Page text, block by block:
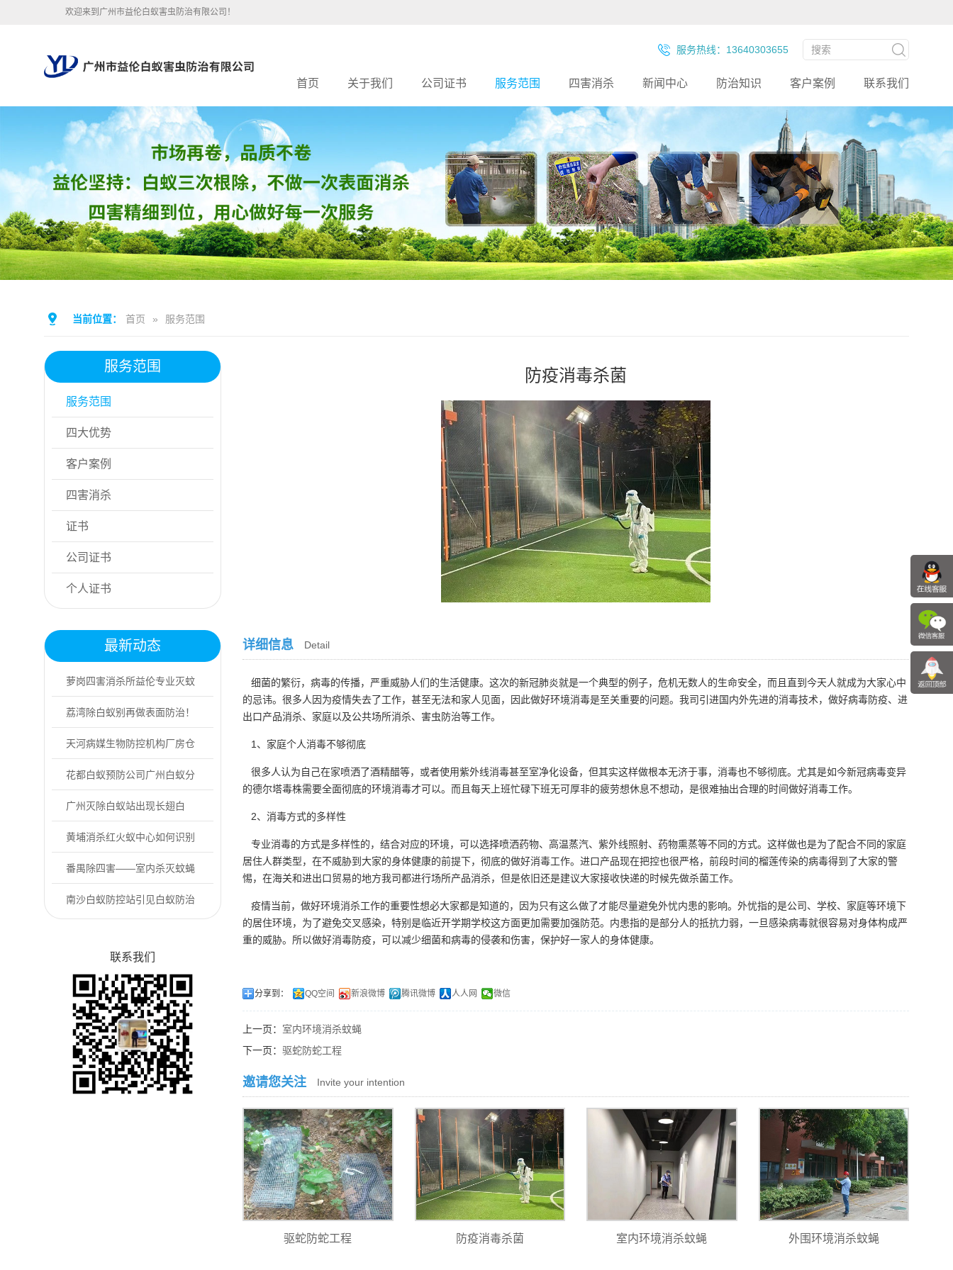
欢迎来到广州市益伦白蚁害虫防治有限公司！
服务热线：13640303655
首页 关于我们 公司证书 服务范围 四害消杀 新闻中心 防治知识 客户案例 联系我们
当前位置： 首页 » 服务范围
服务范围
服务范围
四大优势
客户案例
四害消杀
证书
公司证书
个人证书
最新动态
萝岗四害消杀所益伦专业灭蚊
虫，上门防控更...
荔湾除白蚁别再做表面防治！
专业灭蚁找益伦
天河病媒生物防控机构厂房仓
库有老鼠怎么办
花都白蚁预防公司广州白蚁分
飞期是什么时候
广州灭除白蚁站出现长翅白
蚁，务必提高警惕...
黄埔消杀红火蚁中心如何识别
户外常见的红火...
番禺除四害——室内杀灭蚊蝇
的方法
南沙白蚁防控站引见白蚁防治
联系我们
防疫消毒杀菌
详细信息 Detail
细菌的繁衍，病毒的传播，严重威胁人们的生活健康。这次的新冠肺炎就是一个典型的例子，危机无数人的生命安全，而且直到今天人就成为大家心中
的忌讳。很多人因为疫情失去了工作，甚至无法和家人见面，因此做好环境消毒是至关重要的问题。我司引进国内外先进的消毒技术，做好病毒防疫、进
出口产品消杀、家庭以及公共场所消杀、害虫防治等工作。
1、家庭个人消毒不够彻底
很多人认为自己在家喷洒了酒精醋等，或者使用紫外线消毒甚至室净化设备，但其实这样做根本无济于事，消毒也不够彻底。尤其是如今新冠病毒变异
的德尔塔毒株需要全面彻底的环境消毒才可以。而且每天上班忙碌下班无可厚非的疲劳想休息不想动，是很难抽出合理的时间做好消毒工作。
2、消毒方式的多样性
专业消毒的方式是多样性的，结合对应的环境，可以选择喷洒药物、高温蒸汽、紫外线照射、药物熏蒸等不同的方式。这样做也是为了配合不同的家庭
居住人群类型，在不威胁到大家的身体健康的前提下，彻底的做好消毒工作。进口产品现在把控也很严格，前段时间的榴莲传染的病毒得到了大家的警
惕，在海关和进出口贸易的地方我司都进行场所产品消杀，但是依旧还是建议大家接收快递的时候先做杀菌工作。
疫情当前，做好环境消杀工作的重要性想必大家都是知道的，因为只有这么做了才能尽量避免外忧内患的影响。外忧指的是公司、学校、家庭等环境下
的居住环境，为了避免交叉感染，特别是临近开学期学校这方面更加需要加强防范。内患指的是部分人的抵抗力弱，一旦感染病毒就很容易对身体构成严
重的威胁。所以做好消毒防疫，可以减少细菌和病毒的侵袭和伤害，保护好一家人的身体健康。
分享到： QQ空间 新浪微博 腾讯微博 人人网 微信
上一页： 室内环境消杀蚊蝇
下一页： 驱蛇防蛇工程
邀请您关注 Invite your intention
驱蛇防蛇工程 防疫消毒杀菌 室内环境消杀蚊蝇 外围环境消杀蚊蝇